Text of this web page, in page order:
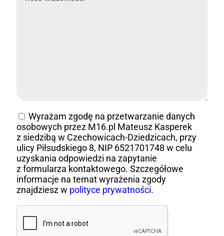
Wyrażam zgodę na przetwarzanie danych
osobowych przez M16.pl Mateusz Kasperek
z siedzibą w Czechowicach-Dziedzicach, przy
ulicy Piłsudskiego 8, NIP 6521701748 w celu
uzyskania odpowiedzi na zapytanie
z formularza kontaktowego. Szczegółowe
informacje na temat wyrażenia zgody
znajdziesz w polityce prywatności.